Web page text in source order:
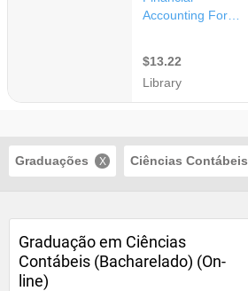
Graduações Ciências Contábeis
Graduação em Ciências
Contábeis (Bacharelado) (On-
line)